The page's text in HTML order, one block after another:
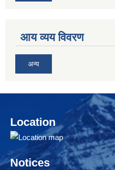
आय व्यय विवरण
अन्य
Location
Notices